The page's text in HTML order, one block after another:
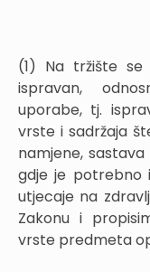
(1) Na tržište se
ispravan,
uporabe, tj.
vrste i sadržaja
namjene,
gdje je potrebno
utjecaje na
Zakonu i
vrste predmeta